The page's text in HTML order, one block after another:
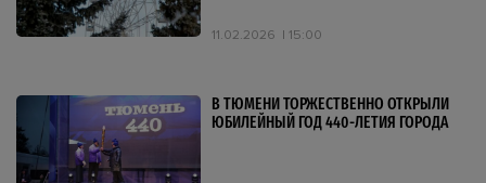
11.02.2026 15:00
В ТЮМЕНИ ТОРЖЕСТВЕННО ОТКРЫЛИ
ЮБИЛЕЙНЫЙ ГОД 440-ЛЕТИЯ ГОРОДА